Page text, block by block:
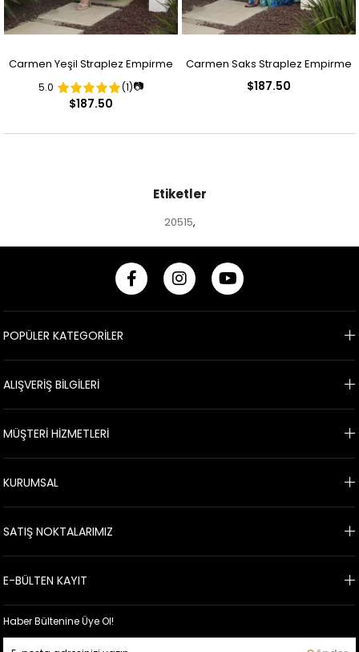
Carmen Yeşil Straplez Empirme
Desenli Abiye Elbise
5.0 (1)📷
$187.50
Carmen Saks Straplez Empirme
$187.50
Etiketler
20515,
POPÜLER KATEGORİLER
ALIŞVERİŞ BİLGİLERİ
MÜŞTERİ HİZMETLERİ
KURUMSAL
SATIŞ NOKTALARIMIZ
E-BÜLTEN KAYIT
Haber Bültenine Üye Ol!